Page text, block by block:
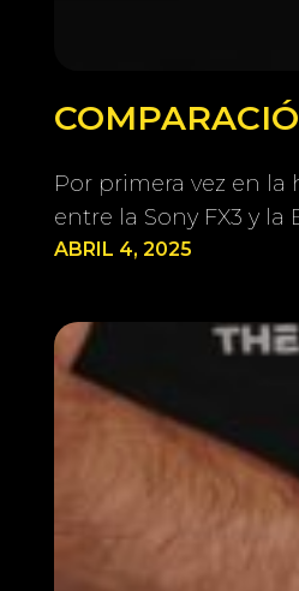
Por primera vez en
entre la Sony FX3 y
ABRIL 4, 2025